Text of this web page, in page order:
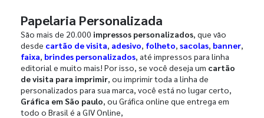
Papelaria Personalizada
São mais de 20.000 impressos personalizados, que vão
desde cartão de visita, adesivo, folheto, sacolas, banner,
faixa, brindes personalizados, até impressos para linha
editorial e muito mais! Por isso, se você deseja um cartão
de visita para imprimir, ou imprimir toda a linha de
personalizados para sua marca, você está no lugar certo,
Gráfica em São paulo, ou Gráfica online que entrega em
todo o Brasil é a GIV Online,